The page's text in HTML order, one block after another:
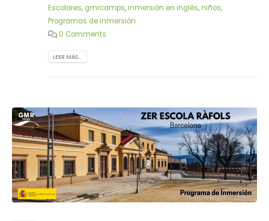
Escolares, gmrcamps,inmersión en inglés,niños,
Programas de inmersión
0 Comments
LEER MÁS...